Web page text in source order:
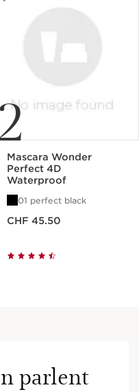
Mascara Wonder
Perfect 4D
Waterproof
01 perfect black
CHF 45.50
parlent